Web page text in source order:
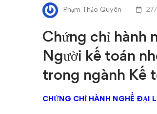
nhận
diện
Người
kế
toán
Phạm Thảo Quyên
Chứng chỉ hành
Người kế toán
trong ngành Kế
CHỨNG CHỈ HÀNH NGHỀ ĐẠI